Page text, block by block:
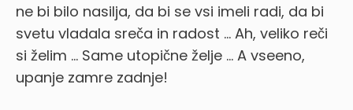
ne bi bilo nasilja, da bi se vsi imeli radi, da bi
svetu vladala sreča in radost … Ah, veliko reči
si želim … Same utopične želje … A vseeno,
upanje zamre zadnje!